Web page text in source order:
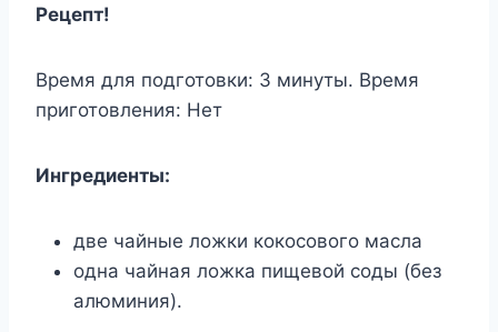
Рецепт!
Время для подготовки: 3 минуты. Время
приготовления: Нет
Ингредиенты:
две чайные ложки кокосового масла
одна чайная ложка пищевой соды (без
алюминия).